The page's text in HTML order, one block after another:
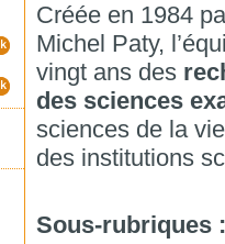
Créée en 1984
Michel Paty,
vingt ans des
des sciences
sciences de la
des institutions
Sous-rubriques :